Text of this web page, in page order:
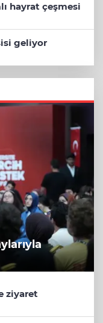
hayrat çeşmesi
geliyor
ziyaret